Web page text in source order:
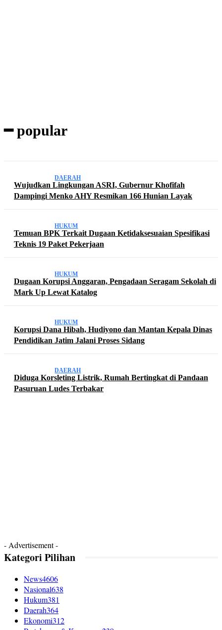
━ popular
DAERAH
Wujudkan Lingkungan ASRI, Gubernur Khofifah
Dampingi Menko AHY Resmikan 166 Hunian Layak
HUKUM
Temuan BPK Terkait Dugaan Ketidaksesuaian Spesifikasi
Teknis 19 Paket Pekerjaan
HUKUM
Dugaan Korupsi Anggaran, Pengadaan Seragam Sekolah di
Mark Up Lewat Katalog
HUKUM
Korupsi Dana Hibah, Hudiyono dan Mantan Kepala Dinas
Pendidikan Jatim Jalani Proses Sidang
DAERAH
Diduga Korsleting Listrik, Rumah Bertingkat di Pandaan
Pasuruan Ludes Terbakar
- Advertisement -
Kategori Pilihan
News4606
Nasional638
Hukum381
Daerah364
Ekonomi312